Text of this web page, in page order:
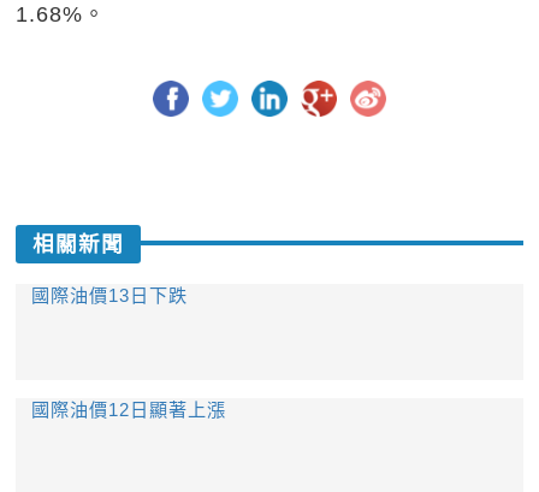
1.68%。
相關新聞
國際油價13日下跌
國際油價12日顯著上漲